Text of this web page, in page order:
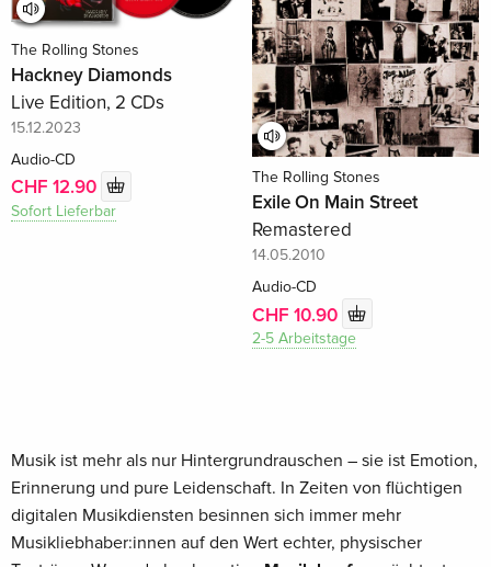
The Rolling Stones
Hackney Diamonds
Live Edition, 2 CDs
15.12.2023
Audio-CD
CHF 12.90
Sofort Lieferbar
The Rolling Stones
Exile On Main Street
Remastered
14.05.2010
Audio-CD
CHF 10.90
2-5 Arbeitstage
Musik ist mehr als nur Hintergrundrauschen – sie ist Emotion,
Erinnerung und pure Leidenschaft. In Zeiten von flüchtigen
digitalen Musikdiensten besinnen sich immer mehr
Musikliebhaber:innen auf den Wert echter, physischer